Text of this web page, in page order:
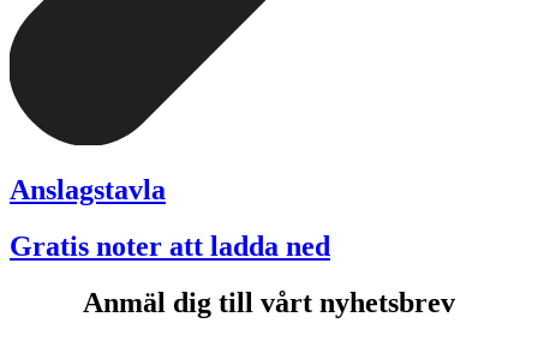
Anslagstavla
Gratis noter att ladda ned
Anmäl dig till vårt nyhetsbrev